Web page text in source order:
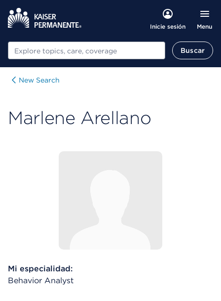
Inicie sesión Menu
Buscar Buscar
New Search
Marlene Arellano
Mi especialidad:
Behavior Analyst